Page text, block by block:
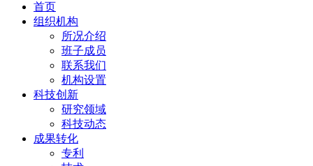
首页
组织机构
所况介绍
班子成员
联系我们
机构设置
科技创新
研究领域
科技动态
成果转化
专利